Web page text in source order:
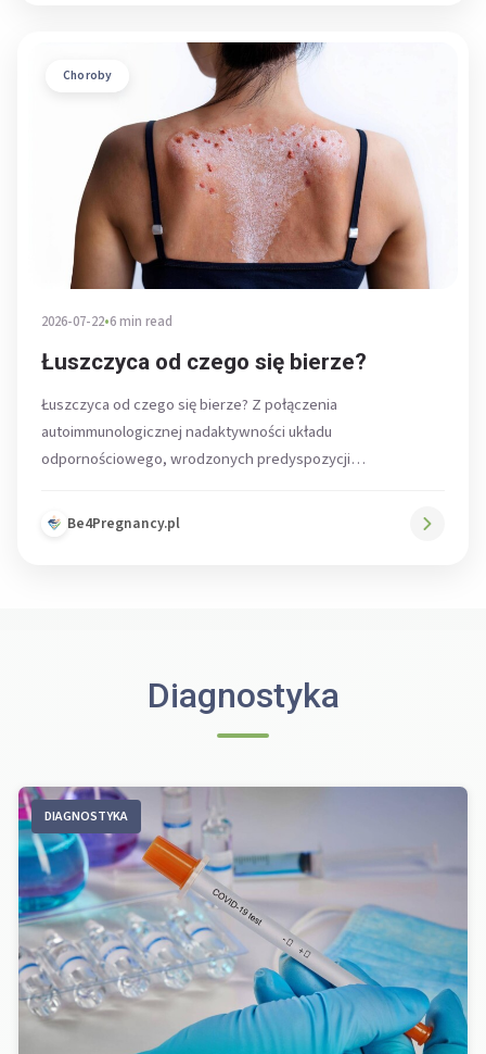
Choroby
2026-07-22•6 min read
Łuszczyca od czego się bierze?
Łuszczyca od czego się bierze? Z połączenia
autoimmunologicznej nadaktywności układu
odpornościowego, wrodzonych predyspozycji
nie jest...
Be4Pregnancy.pl
Diagnostyka
DIAGNOSTYKA